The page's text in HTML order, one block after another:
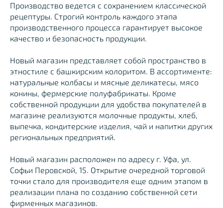
Производство ведется с сохранением классической
рецептуры. Строгий контроль каждого этапа
производственного процесса гарантирует высокое
качество и безопасность продукции.
Новый магазин представляет собой пространство в
этностиле с башкирским колоритом. В ассортименте:
натуральные колбасы и мясные деликатесы, мясо
конины, фермерские полуфабрикаты. Кроме
собственной продукции для удобства покупателей в
магазине реализуются молочные продукты, хлеб,
выпечка, кондитерские изделия, чай и напитки других
региональных предприятий.
Новый магазин расположен по адресу г. Уфа, ул.
Софьи Перовской, 15. Открытие очередной торговой
точки стало для производителя еще одним этапом в
реализации плана по созданию собственной сети
фирменных магазинов.